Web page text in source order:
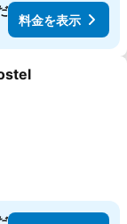
料金を表示
加